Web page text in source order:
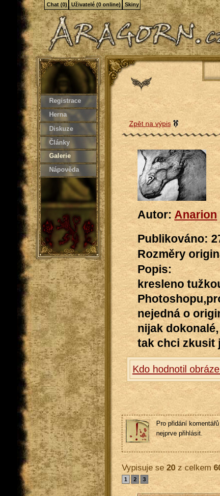
Registrace
Herna
Diskuze
Články
Galerie
Nápověda
Zpět na výpis
Autor:Anarion
Publikováno:
Rozměry
Popis:
kresleno
nejedná o
nijak
tak chci zkusit
Kdo hodnotil
Pro přidání
nejprve přihlásit.
Vypisuje se20z celkem
1 2 3
Chat (0) Uživatelé (0 online) Skiny